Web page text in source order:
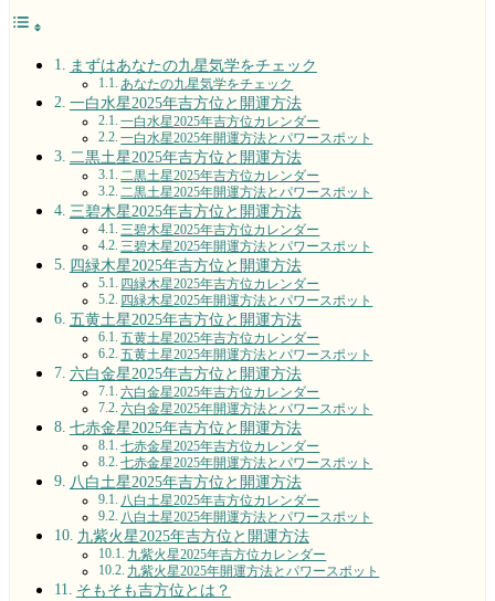
まずはあなたの九星気学をチェック
あなたの九星気学をチェック
一白水星2025年吉方位と開運方法
一白水星2025年吉方位カレンダー
一白水星2025年開運方法とパワースポット
二黒土星2025年吉方位と開運方法
二黒土星2025年吉方位カレンダー
二黒土星2025年開運方法とパワースポット
三碧木星2025年吉方位と開運方法
三碧木星2025年吉方位カレンダー
三碧木星2025年開運方法とパワースポット
四緑木星2025年吉方位と開運方法
四緑木星2025年吉方位カレンダー
四緑木星2025年開運方法とパワースポット
五黄土星2025年吉方位と開運方法
五黄土星2025年吉方位カレンダー
五黄土星2025年開運方法とパワースポット
六白金星2025年吉方位と開運方法
六白金星2025年吉方位カレンダー
六白金星2025年開運方法とパワースポット
七赤金星2025年吉方位と開運方法
七赤金星2025年吉方位カレンダー
七赤金星2025年開運方法とパワースポット
八白土星2025年吉方位と開運方法
八白土星2025年吉方位カレンダー
八白土星2025年開運方法とパワースポット
九紫火星2025年吉方位と開運方法
九紫火星2025年吉方位カレンダー
九紫火星2025年開運方法とパワースポット
そもそも吉方位とは？